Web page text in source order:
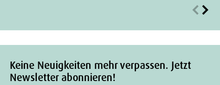
Keine Neuigkeiten mehr verpassen. Jetzt
Newsletter abonnieren!